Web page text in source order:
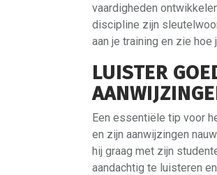
vaardigheden
discipline zijn
aan je training en zie
LUISTER
Een essentiële tip voor
en zijn aanwijzingen
hij graag met zijn
aandachtig te luisteren